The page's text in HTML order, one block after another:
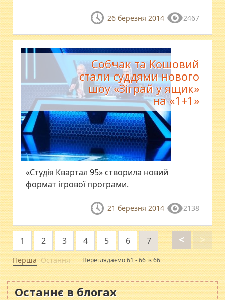
26 березня 2014 2467
Собчак та Кошовий
стали суддями нового
шоу «Зіграй у ящик»
на «1+1»
«Студія Квартал 95» створила новий
формат ігрової програми.
21 березня 2014 2138
Перша
<
1 2 3 4 5 6 7 >
Остання Переглядаємо 61 - 66 із 66
Останнє в блогах